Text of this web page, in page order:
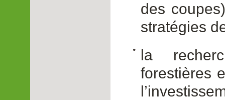
des
stratégies
la
forestières